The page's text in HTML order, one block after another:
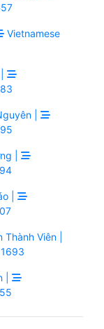
Vietnamese
|
|
|
Thành Viên |
1693
|